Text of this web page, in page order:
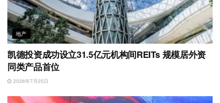
地产
凯德投资成功设立31.5亿元机构间REITs 规模居外资
同类产品首位
2026年7月25日